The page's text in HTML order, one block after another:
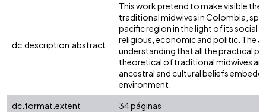
dc.description.abstract
This work pretend to make visible the
traditional midwives in Colombia,
pacific region in the light of its social
religious, economic and politic. The
understanding that all the practical
theoretical of traditional midwives
ancestral and cultural beliefs
environment.
dc.format.extent
34 páginas